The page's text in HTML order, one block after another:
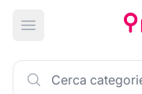
Apri menu